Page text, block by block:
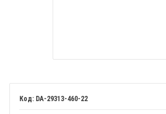
DA-29313-460-22